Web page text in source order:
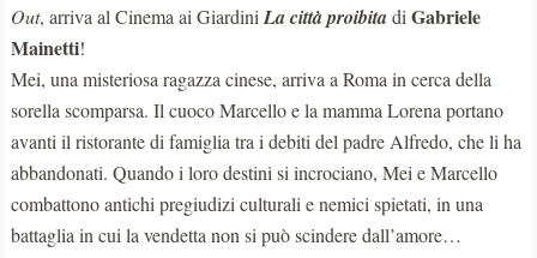
Out, arriva al Cinema ai GiardiniLa città proibitadiGabriele
Mainetti!
Mei, una misteriosa ragazza cinese, arriva a Roma in cerca della
sorella scomparsa. Il cuoco Marcello e la mamma Lorena portano
avanti il ristorante di famiglia tra i debiti del padre Alfredo, che li ha
abbandonati. Quando i loro destini si incrociano, Mei e Marcello
combattono antichi pregiudizi culturali e nemici spietati, in una
battaglia in cui la vendetta non si può scindere dall’amore…